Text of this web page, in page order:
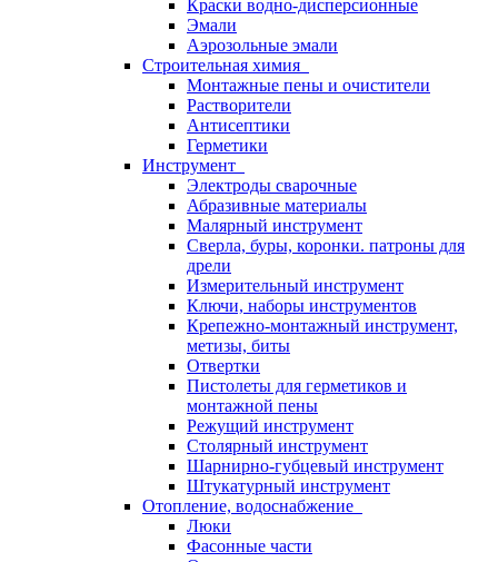
Краски водно-дисперсионные
Эмали
Аэрозольные эмали
Строительная химия
Монтажные пены и очистители
Растворители
Антисептики
Герметики
Инструмент
Электроды сварочные
Абразивные материалы
Малярный инструмент
Сверла, буры, коронки. патроны для
дрели
Измерительный инструмент
Ключи, наборы инструментов
Крепежно-монтажный инструмент,
метизы, биты
Отвертки
Пистолеты для герметиков и
монтажной пены
Режущий инструмент
Столярный инструмент
Шарнирно-губцевый инструмент
Штукатурный инструмент
Отопление, водоснабжение
Люки
Фасонные части